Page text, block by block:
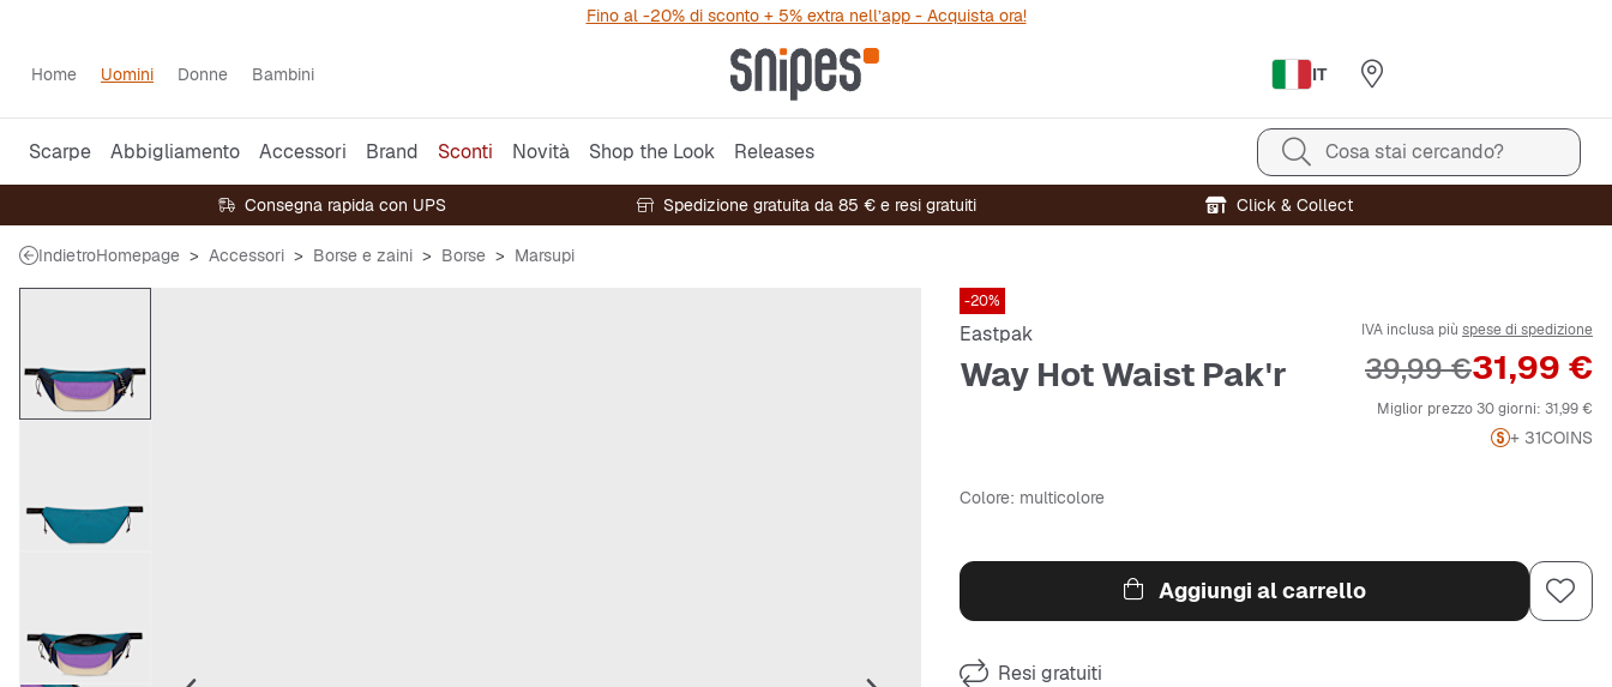
Fino al -20% di sconto + 5% extra nell’app - Acquista ora!
Home Uomini Donne Bambini IT
Scarpe Abbigliamento Accessori Brand Sconti Novità Shop the Look Releases Cosa stai cercando?
Consegna rapida con UPS Spedizione gratuita da 85 € e resi gratuiti Click & Collect
IndietroHomepage Accessori Borse e zaini Borse Marsupi
-20%
Eastpak
Way Hot Waist Pak'r
IVA inclusa più spese di spedizione
Prezzo
31,99 €
Prezzo originale
39,99 €
Miglior prezzo 30 giorni: 31,99 €
+ 31COINS
Colore: multicolore
Aggiungi al carrello
Resi gratuiti